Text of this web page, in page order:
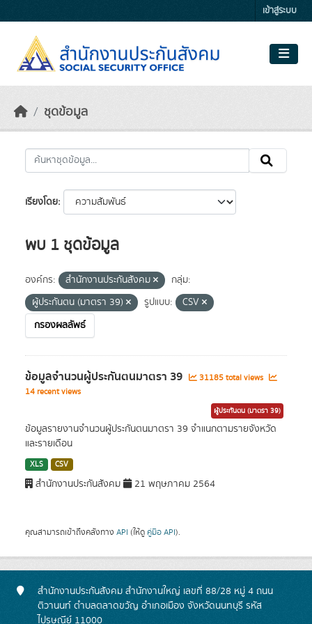
เข้าสู่ระบบ
ชุดข้อมูล
เรียงโดย
พบ 1 ชุดข้อมูล
องค์กร: สำนักงานประกันสังคม
กลุ่ม:
ผู้ประกันตน (มาตรา 39)
รูปแบบ:
CSV
กรองผลลัพธ์
ข้อมูลจำนวนผู้ประกันตนมาตรา 39
31185 total views
14 recent views
ผู้ประกันตน (มาตรา 39)
ข้อมูลรายงานจำนวนผู้ประกันตนมาตรา 39 จำแนกตามรายจังหวัด
และรายเดือน
XLS CSV
สำนักงานประกันสังคม 21 พฤษภาคม 2564
คุณสามารถเข้าถึงคลังทาง API (ให้ดู คู่มือ API).
สำนักงานประกันสังคม สำนักงานใหญ่ เลขที่ 88/28 หมู่ 4 ถนน
ติวานนท์ ตำบลตลาดขวัญ อำเภอเมือง จังหวัดนนทบุรี รหัส
ไปรษณีย์ 11000